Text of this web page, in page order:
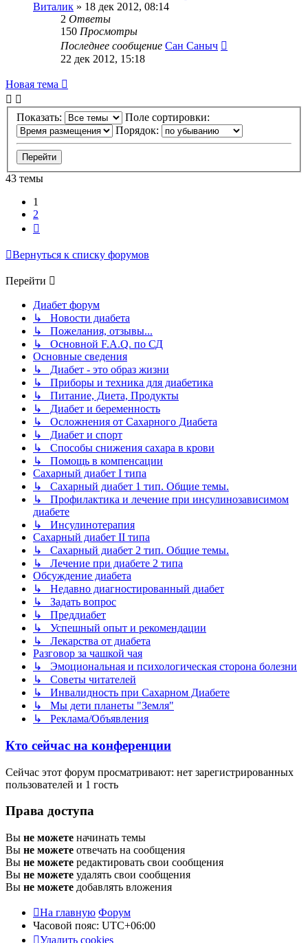
Виталик » 18 дек 2012, 08:14
2 Ответы
150 Просмотры
Последнее сообщение Сан Саныч
22 дек 2012, 15:18
Новая тема
Показать:
Поле сортировки:
Порядок:
43 темы
1
2
Вернуться к списку форумов
Перейти
Диабет форум
↳ Новости диабета
↳ Пожелания, отзывы...
↳ Основной F.A.Q. по СД
Основные сведения
↳ Диабет - это образ жизни
↳ Приборы и техника для диабетика
↳ Питание, Диета, Продукты
↳ Диабет и беременность
↳ Осложнения от Сахарного Диабета
↳ Диабет и спорт
↳ Способы снижения сахара в крови
↳ Помощь в компенсации
Сахарный диабет I типа
↳ Сахарный диабет 1 тип. Общие темы.
↳ Профилактика и лечение при инсулинозависимом
диабете
↳ Инсулинотерапия
Сахарный диабет II типа
↳ Сахарный диабет 2 тип. Общие темы.
↳ Лечение при диабете 2 типа
Обсуждение диабета
↳ Недавно диагностированный диабет
↳ Задать вопрос
↳ Преддиабет
↳ Успешный опыт и рекомендации
↳ Лекарства от диабета
Разговор за чашкой чая
↳ Эмоциональная и психологическая сторона болезни
↳ Советы читателей
↳ Инвалидность при Сахарном Диабете
↳ Мы дети планеты "Земля"
↳ Реклама/Объявления
Кто сейчас на конференции
Сейчас этот форум просматривают: нет зарегистрированных
пользователей и 1 гость
Права доступа
Вы не можете начинать темы
Вы не можете отвечать на сообщения
Вы не можете редактировать свои сообщения
Вы не можете удалять свои сообщения
Вы не можете добавлять вложения
На главную Форум
Часовой пояс: UTC+06:00
Удалить cookies